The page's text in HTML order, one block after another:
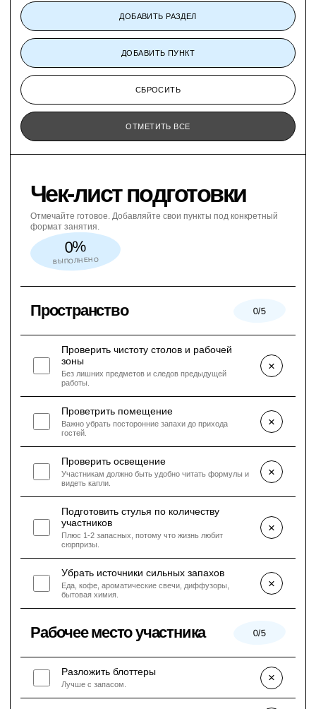
ДОБАВИТЬ РАЗДЕЛ
ДОБАВИТЬ ПУНКТ
СБРОСИТЬ
ОТМЕТИТЬ ВСЕ
Чек-лист подготовки
Отмечайте готовое. Добавляйте свои пункты под конкретный
формат занятия.
0%
ВЫПОЛНЕНО
Пространство 0/5
Проверить чистоту столов и рабочей
зоны
Без лишних предметов и следов предыдущей
работы.
×
Проветрить помещение
Важно убрать посторонние запахи до прихода
гостей.
×
Проверить освещение
Участникам должно быть удобно читать формулы и
видеть капли.
×
Подготовить стулья по количеству
участников
Плюс 1-2 запасных, потому что жизнь любит
сюрпризы.
×
Убрать источники сильных запахов
Еда, кофе, ароматические свечи, диффузоры,
бытовая химия.
×
Рабочее место участника 0/5
Разложить блоттеры
Лучше с запасом. ×